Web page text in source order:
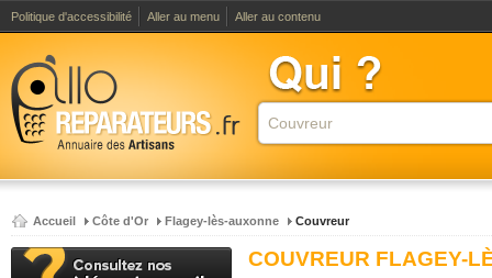
Politique d'accessibilité Aller au menu Aller au contenu
Accueil Côte d'Or Flagey-lès-auxonne Couvreur
COUVREUR FLAGEY-